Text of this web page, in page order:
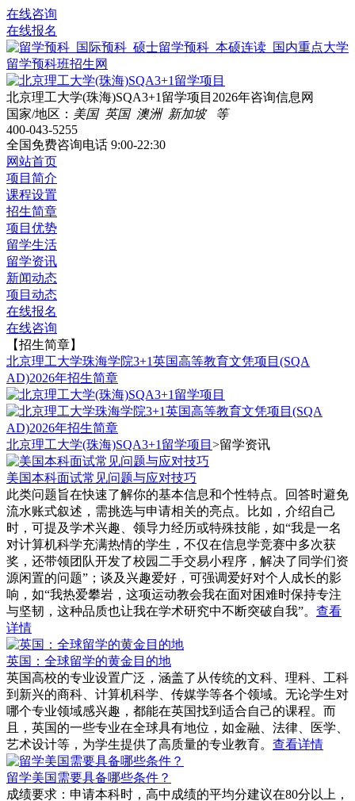
在线咨询
在线报名
北京理工大学(珠海)SQA3+1留学项目2026年咨询信息网
国家/地区： 美国 英国 澳洲 新加坡 等
400-043-5255
全国免费咨询电话 9:00-22:30
网站首页
项目简介
课程设置
招生简章
项目优势
留学生活
留学资讯
新闻动态
项目动态
在线报名
在线咨询
【招生简章】
北京理工大学珠海学院3+1英国高等教育文凭项目(SQA
AD)2026年招生简章
北京理工大学(珠海)SQA3+1留学项目 >留学资讯
美国本科面试常见问题与应对技巧
此类问题旨在快速了解你的基本信息和个性特点。回答时避免
流水账式叙述，需挑选与申请相关的亮点。比如，介绍自己
时，可提及学术兴趣、领导力经历或特殊技能，如“我是一名
对计算机科学充满热情的学生，不仅在信息学竞赛中多次获
奖，还带领团队开发了校园二手交易小程序，解决了同学们资
源闲置的问题”；谈及兴趣爱好，可强调爱好对个人成长的影
响，如“我热爱攀岩，这项运动教会我在面对困难时保持专注
与坚韧，这种品质也让我在学术研究中不断突破自我”。 查看
详情
英国：全球留学的黄金目的地
英国高校的专业设置广泛，涵盖了从传统的文科、理科、工科
到新兴的商科、计算机科学、传媒学等各个领域。无论学生对
哪个专业领域感兴趣，都能在英国找到适合自己的课程。而
且，英国的一些专业在全球具有地位，如金融、法律、医学、
艺术设计等，为学生提供了高质量的专业教育。 查看详情
留学美国需要具备哪些条件？
成绩要求：申请本科时，高中成绩的平均分建议在80分以上，